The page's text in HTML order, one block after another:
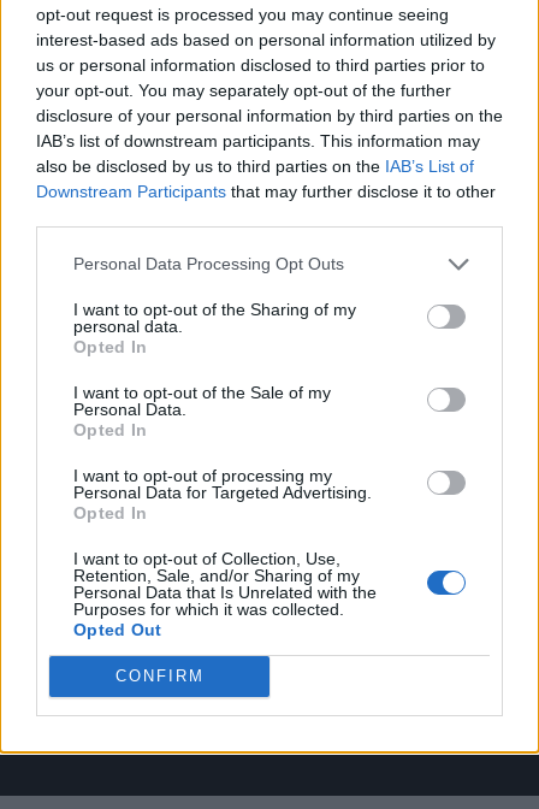
opt-out request is processed you may continue seeing
interest-based ads based on personal information utilized by
us or personal information disclosed to third parties prior to
your opt-out. You may separately opt-out of the further
disclosure of your personal information by third parties on the
IAB’s list of downstream participants. This information may
also be disclosed by us to third parties on the IAB’s List of
Downstream Participants that may further disclose it to other
Personal Data Processing Opt Outs
I want to opt-out of the Sharing of my
personal data.
Opted In
I want to opt-out of the Sale of my
Personal Data.
Opted In
I want to opt-out of processing my
Personal Data for Targeted Advertising.
Opted In
I want to opt-out of Collection, Use,
Retention, Sale, and/or Sharing of my
Personal Data that Is Unrelated with the
Purposes for which it was collected.
Opted Out
CONFIRM
VAI ALLA VERSIONE CLASSICA
Il materiale (testo, foto e video) consultabile in questo portale è di nostra proprietà.
stampa con immagini e testi allegati ed autorizzati alla pubblicazione, e quindi valutati
di pubblico dominio. Se i soggetti o gli autori avessero qualcosa in contrario alla
pubblicazione, non avranno che da segnalarlo alla redazione (indirizzo email:
redazione@napolimagazine.com), che provvederà prontamente alla rimozione.
"Juventus Magazine" non è una testata giornalistica, ma un sito di informazione di
proprietà di Napoli Magazine, e non è in alcun modo collegato alla Juventus S.p.A., che
ne detiene tutti i marchi e diritti.